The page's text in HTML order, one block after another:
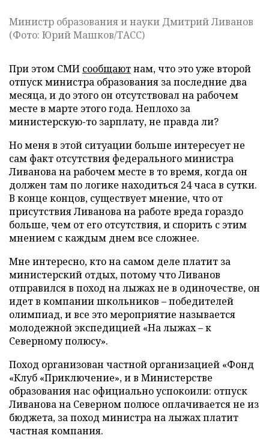
Министр образования и науки Дмитрий Ливанов
(Фото: Юрий Машков/ТАСС)
При этом СМИ сообщаютнам, что это уже второй
отпуск министра образования за последние два
месяца, и до этого он отсутствовал на рабочем
месте в марте этого года. Неплохо за
министерскую-то зарплату, не правда ли?
Но меня в этой ситуации больше интересует не
сам факт отсутствия федерального министра
Ливанова на рабочем месте в то время, когда он
должен там по логике находиться 24 часа в сутки.
В конце концов, существует мнение, что от
присутствия Ливанова на работе вреда гораздо
больше, чем от его отсутствия, и спорить с этим
мнением с каждым днем все сложнее.
Мне интересно, кто на самом деле платит за
министерский отдых, потому что Ливанов
отправился в поход на лыжах не в одиночестве, он
идет в компании школьников – победителей
олимпиад, и все это мероприятие называется
молодежной экспедицией «На лыжах – к
Северному полюсу».
Поход организован частной организацией «Фонд
«Клуб «Приключение», и в Министерстве
образования нас официально успокоили: отпуск
Ливанова на Северном полюсе оплачивается не из
бюджета, за поход министра на лыжах платит
частная компания.